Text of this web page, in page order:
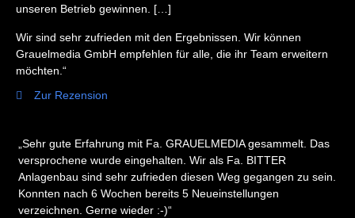
unseren Betrieb gewinnen. […]
Wir sind sehr zufrieden mit den Ergebnissen. Wir können
Grauelmedia GmbH empfehlen für alle, die ihr Team erweitern
möchten.“
Zur Rezension
„Sehr gute Erfahrung mit Fa. GRAUELMEDIA gesammelt. Das
versprochene wurde eingehalten. Wir als Fa. BITTER
Anlagenbau sind sehr zufrieden diesen Weg gegangen zu sein.
Konnten nach 6 Wochen bereits 5 Neueinstellungen
verzeichnen. Gerne wieder :-)“